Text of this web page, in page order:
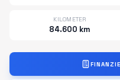
KILOMETER
84.600 km